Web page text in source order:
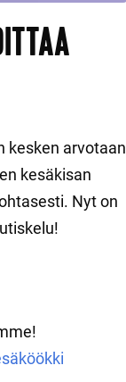
kesken arvotaan
kesäkisan
Nyt on